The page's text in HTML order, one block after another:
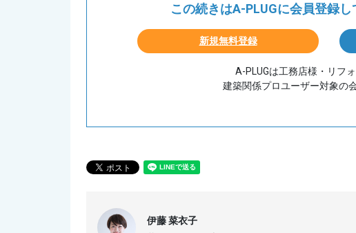
この続きはA-PLUGに会員登録し
新規無料登録
A-PLUGは工務店様・リフ
建築関係プロユーザー対象の
伊藤 菜衣子